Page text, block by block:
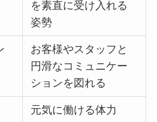
を素直に受け入れる
姿勢
お客様やスタッフと
円滑なコミュニケー
ションを図れる
元気に働ける体力